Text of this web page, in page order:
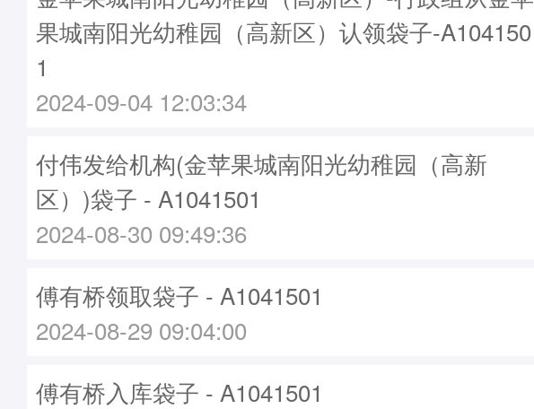
果城南阳光幼稚园（高新区）认领袋子-A104150
1
2024-09-04 12:03:34
付伟发给机构(金苹果城南阳光幼稚园（高新
区）)袋子 - A1041501
2024-08-30 09:49:36
傅有桥领取袋子 - A1041501
2024-08-29 09:04:00
傅有桥入库袋子 - A1041501